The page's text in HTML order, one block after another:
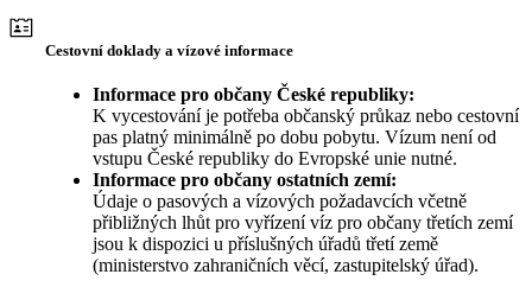
Cestovní doklady a vízové informace
Informace pro občany České republiky:
K vycestování je potřeba občanský průkaz nebo cestovní
pas platný minimálně po dobu pobytu. Vízum není od
vstupu České republiky do Evropské unie nutné.
Informace pro občany ostatních zemí:
Údaje o pasových a vízových požadavcích včetně
přibližných lhůt pro vyřízení víz pro občany třetích zemí
jsou k dispozici u příslušných úřadů třetí země
(ministerstvo zahraničních věcí, zastupitelský úřad).